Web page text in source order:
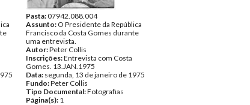
Pasta:07942.088.004
Assunto: O Presidente da República
Francisco da Costa Gomes durante
uma entrevista.
Autor:Peter Collis
Inscrições:Entrevista com Costa
Gomes. 13.JAN.1975
Data: segunda, 13 de janeiro de 1975
Fundo:Peter Collis
Tipo Documental:Fotografias
Página(s): 1